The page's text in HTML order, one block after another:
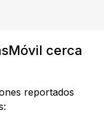
cerca
reportados